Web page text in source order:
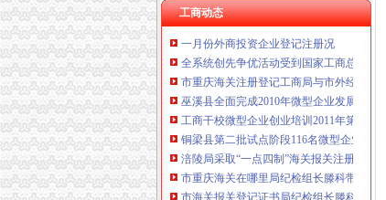
工商动态
全系统“双”海关报关登记证书专项行动案
一月份外商投资企业登记注册况
全系统创先争优活动受到国家工商总局重
市重庆海关注册登记工商局与市外经贸委
巫溪县全面完成2010年微型企业发展工作
工商干校微型企业创业培训2011年第一期
铜梁县第二批试点阶段116名微型企业创业
涪陵局采取“一点四制”海关报关注册登记
市重庆海关在哪里局纪检组长滕科带队到
市海关报关登记证书局纪检组长滕科对璧